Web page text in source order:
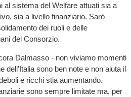
al sistema del Welfare attuati sia a
sia a livello finanziario. Sarò
dei ruoli e delle
del Consorzio.
Dalmasso - non viviamo momenti
dell’Italia sono ben note e non aiuta il
e ricchi stia aumentando.
sono sempre limitate ma, per